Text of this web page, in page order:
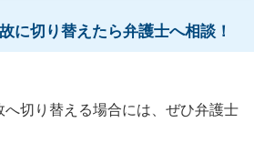
に切り替えたら弁護士へ相談！
切り替える場合には、ぜひ弁護士